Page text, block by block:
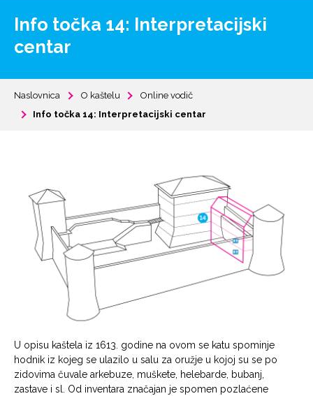
Info točka 14: Interpretacijski
centar
Naslovnica O kaštelu
Online vodič
Info točka 14: Interpretacijski centar
U opisu kaštela iz 1613. godine na ovom se katu spominje
hodnik iz kojeg se ulazilo u salu za oružje u kojoj su se po
zidovima čuvale arkebuze, muškete, helebarde, bubanj,
zastave i sl. Od inventara značajan je spomen pozlaćene